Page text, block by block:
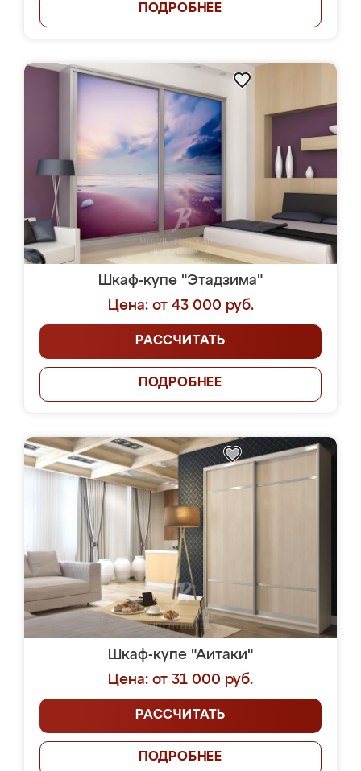
ПОДРОБНЕЕ
Шкаф-купе "Этадзима"
Цена: от 43 000 руб.
РАССЧИТАТЬ
ПОДРОБНЕЕ
Шкаф-купе "Аитаки"
Цена: от 31 000 руб.
РАССЧИТАТЬ
ПОДРОБНЕЕ